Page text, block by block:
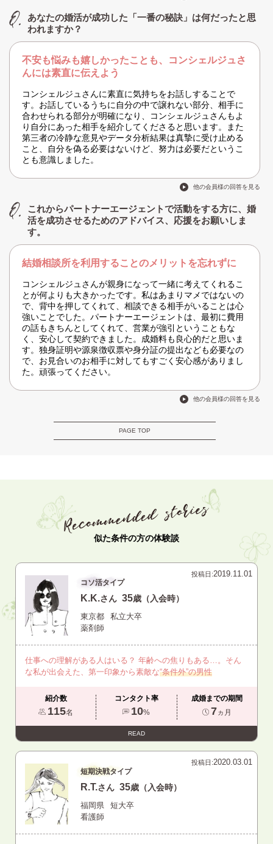
あなたの婚活が成功した「一番の秘訣」は何だったと思
われますか？
不安も悩みも嬉しかったことも、コンシェルジュさ
んには素直に伝えよう
コンシェルジュさんに素直に気持ちをお話しすることで
す。お話しているうちに自分の中で譲れない部分、相手に
合わせられる部分が明確になり、コンシェルジュさんもよ
り自分にあった相手を紹介してくださると思います。また
第三者の冷静な意見やデータ分析結果は真摯に受け止める
こと、自分を偽る必要はないけど、努力は必要だというこ
とも意識しました。
他の会員様の回答を見る
これからパートナーエージェントで活動をする方に、婚
活を成功させるためのアドバイス、応援をお願いしま
す。
結婚相談所を利用することのメリットを忘れずに
コンシェルジュさんが親身になって一緒に考えてくれるこ
とが何よりも大きかったです。私はあまりマメではないの
で、背中を押してくれて、相談できる相手がいることは心
強いことでした。パートナーエージェントは、最初に費用
の話もきちんとしてくれて、営業が強引ということもな
く、安心して契約できました。成婚料も良心的だと思いま
す。独身証明や源泉徴収票や身分証の提出なども必要なの
で、お見合いのお相手に対してもすごく安心感がありまし
た。頑張ってください。
他の会員様の回答を見る
PAGE TOP
似た条件の方の体験談
投稿日:2019.11.01
コソ活タイプ
K.K.さん 35歳（入会時）
東京都
私立大卒
薬剤師
仕事への理解がある人はいる？ 年齢への焦りもある…。そん
な私が出会えた、第一印象から素敵な“条件外”の男性
紹介数
115名
コンタクト率
10%
成婚までの期間
7ヵ月
READ
投稿日:2020.03.01
短期決戦タイプ
R.T.さん 35歳（入会時）
福岡県
短大卒
看護師